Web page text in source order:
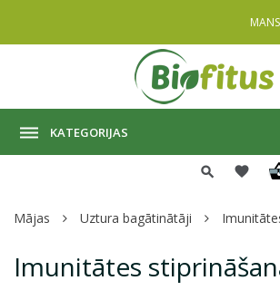
KATEGORIJAS
Mājas Uztura bagātinātāji
Imunitātes